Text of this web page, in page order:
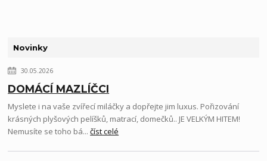
Novinky
30.05.2026
DOMÁCÍ MAZLÍČCI
Myslete i na vaše zvířecí miláčky a dopřejte jim luxus. Pořizování
krásných plyšových pelíšků, matrací, domečků.. JE VELKÝM HITEM!
Nemusíte se toho bá...číst celé